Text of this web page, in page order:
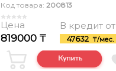
Код товара: 200813
Цена
819000 ₸
В кредит от
47632 ₸/мес.